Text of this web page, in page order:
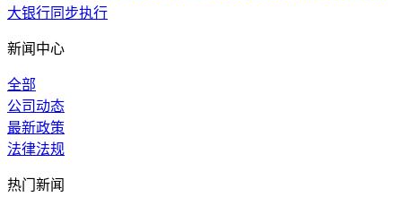
大银行同步执行
新闻中心
全部
公司动态
最新政策
法律法规
热门新闻